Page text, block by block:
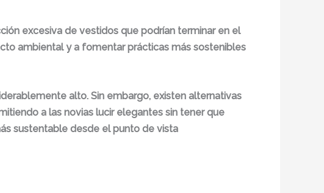
excesiva de vestidos que podrían terminar en el
ambiental y a fomentar prácticas más sostenibles
alto. Sin embargo, existen alternativas
a las novias lucir elegantes sin tener que
sustentable desde el punto de vista